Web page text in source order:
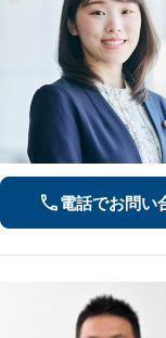
電話でお問い